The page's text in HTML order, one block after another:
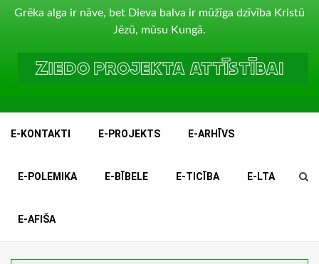
Grēka alga ir nāve, bet Dieva balva ir mūžīga dzīvība Kristū
Jēzū, mūsu Kungā.
E-KONTAKTI E-PROJEKTS E-ARHĪVS
E-POLEMIKA E-BĪBELE E-TICĪBA E-LTA
E-AFIŠA